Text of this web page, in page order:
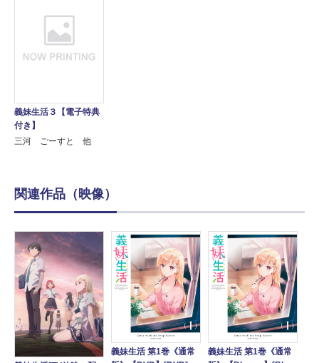
義妹生活３【電子特典
付き】
三河 ごーすと 他
関連作品（映像）
義妹生活 第1巻《通常
義妹生活 第1巻《通常